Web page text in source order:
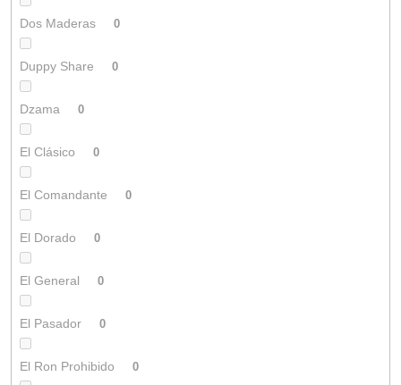
Dos Maderas 0
Duppy Share 0
Dzama 0
El Clásico 0
El Comandante 0
El Dorado 0
El General 0
El Pasador 0
El Ron Prohibido 0